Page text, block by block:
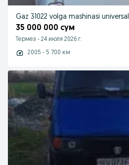
Gaz 31022 volga mashinasi universal
35 000 000 сум
Термез - 24 июля 2026 г.
2005 - 5 700 км